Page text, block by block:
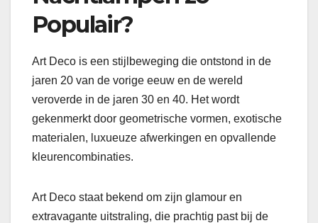
Populair?
Art Deco is een stijlbeweging die ontstond in de
jaren 20 van de vorige eeuw en de wereld
veroverde in de jaren 30 en 40. Het wordt
gekenmerkt door geometrische vormen, exotische
materialen, luxueuze afwerkingen en opvallende
kleurencombinaties.
Art Deco staat bekend om zijn glamour en
extravagante uitstraling, die prachtig past bij de